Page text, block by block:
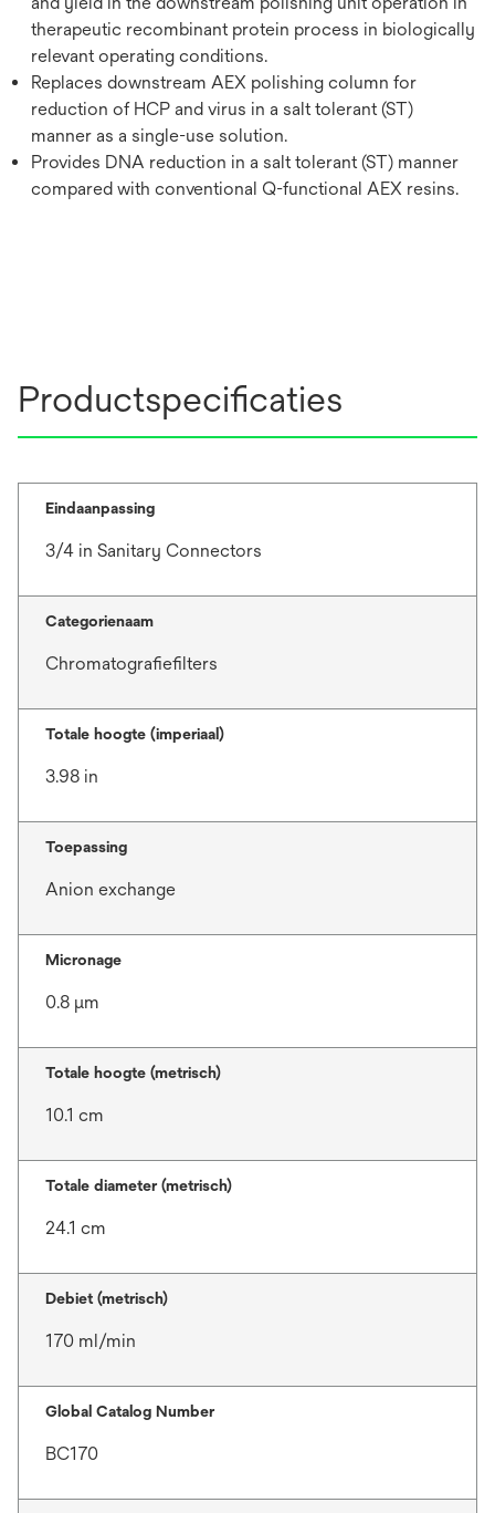
therapeutic recombinant protein process in biologically
relevant operating conditions.
Replaces downstream AEX polishing column for
reduction of HCP and virus in a salt tolerant (ST)
manner as a single-use solution.
Provides DNA reduction in a salt tolerant (ST) manner
compared with conventional Q-functional AEX resins.
Productspecificaties
Eindaanpassing
3/4 in Sanitary Connectors
Categorienaam
Chromatografiefilters
Totale hoogte (imperiaal)
3.98 in
Toepassing
Anion exchange
Micronage
0.8 μm
Totale hoogte (metrisch)
10.1 cm
Totale diameter (metrisch)
24.1 cm
Debiet (metrisch)
170 ml/min
Global Catalog Number
BC170